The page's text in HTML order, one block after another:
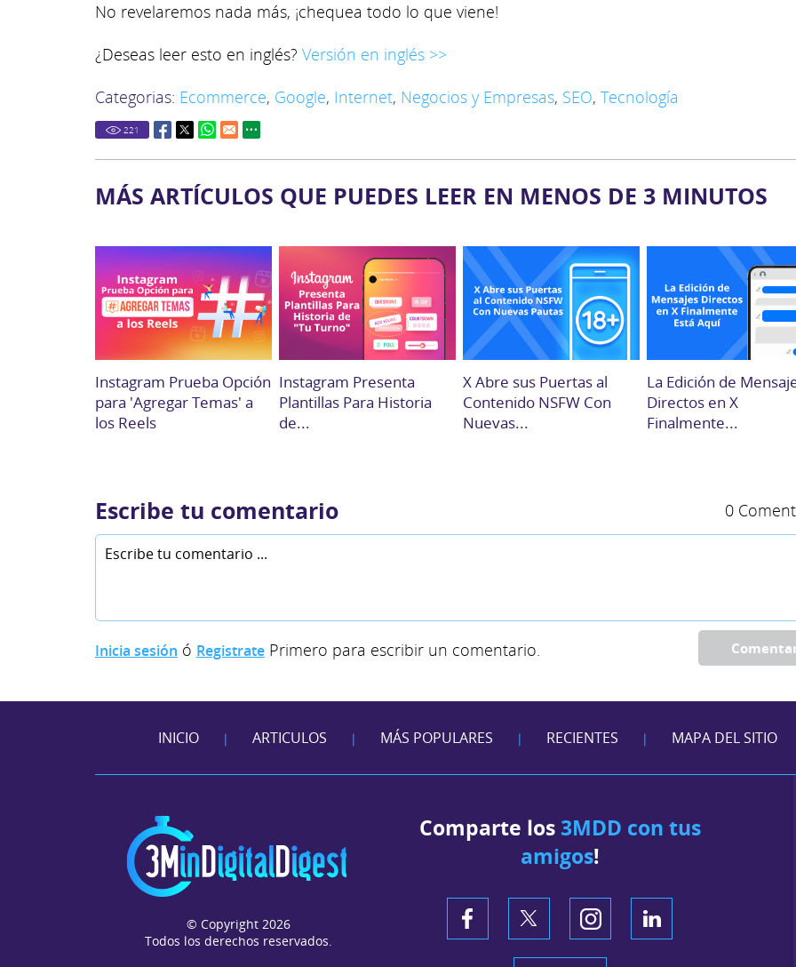
No revelaremos nada más, ¡chequea todo lo que viene!
¿Deseas leer esto en inglés? Versión en inglés >>
Categorias: Ecommerce, Google, Internet, Negocios y Empresas, SEO, Tecnología
221
MÁS ARTÍCULOS QUE PUEDES LEER EN MENOS DE 3 MINUTOS
Instagram Prueba Opción
para 'Agregar Temas' a
los Reels
Instagram Presenta
Plantillas Para Historia
de...
X Abre sus Puertas al
Contenido NSFW Con
Nuevas...
La Edición de
Directos en X
Finalmente...
Escribe tu comentario 0
Inicia sesión ó Registrate Primero para escribir un comentario.
INICIO | ARTICULOS | MÁS POPULARES | RECIENTES | MAPA DEL SITIO
Comparte los 3MDD con tus
amigos!
© Copyright 2026
Todos los derechos reservados.